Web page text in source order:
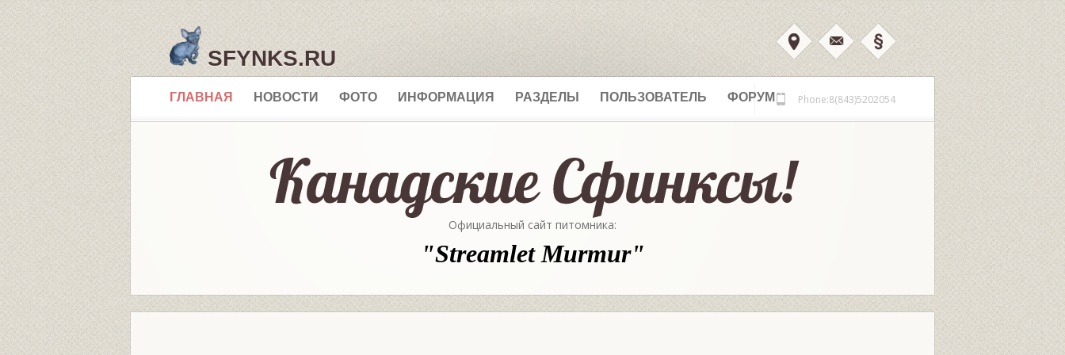
SFYNKS.RU
ГЛАВНАЯ НОВОСТИ ФОТО ИНФОРМАЦИЯ РАЗДЕЛЫ ПОЛЬЗОВАТЕЛЬ ФОРУМ Phone:8(843)5202054
Официальный сайт питомника:
"Streamlet Murmur"